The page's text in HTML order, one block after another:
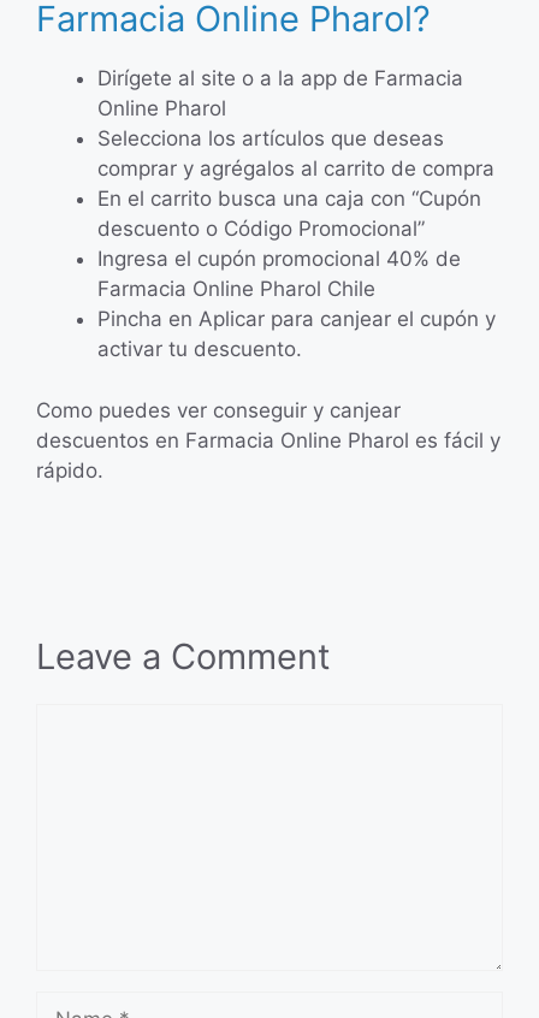
Farmacia Online Pharol?
Dirígete al site o a la app de Farmacia
Online Pharol
Selecciona los artículos que deseas
comprar y agrégalos al carrito de compra
En el carrito busca una caja con “Cupón
descuento o Código Promocional”
Ingresa el cupón promocional 40% de
Farmacia Online Pharol Chile
Pincha en Aplicar para canjear el cupón y
activar tu descuento.
Como puedes ver conseguir y canjear
descuentos en Farmacia Online Pharol es fácil y
rápido.
Leave a Comment
Name